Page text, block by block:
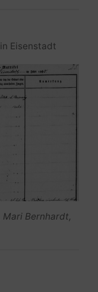
Eisenstadt
Bernhardt,